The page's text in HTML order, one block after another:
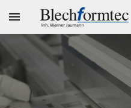
Skip to main content